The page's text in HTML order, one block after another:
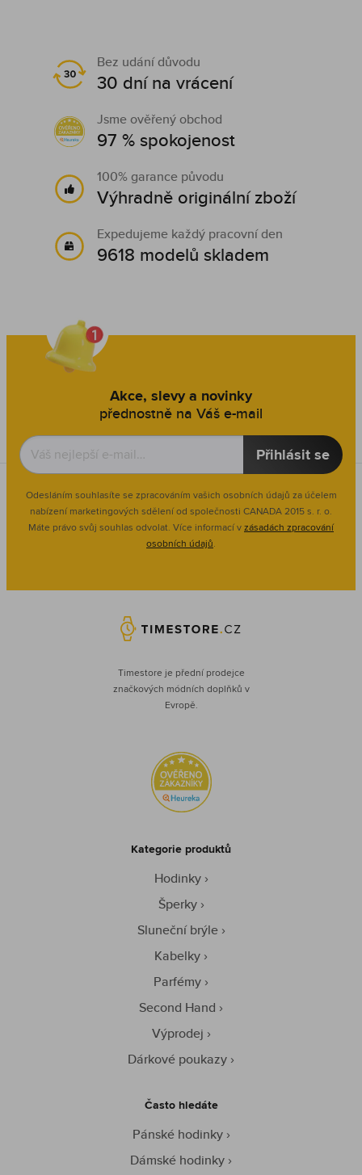
Bez udání důvodu
30 dní na vrácení
Jsme ověřený obchod
97 % spokojenost
100% garance původu
Výhradně originální zboží
Expedujeme každý pracovní den
9618 modelů skladem
Akce, slevy a novinky
přednostně na Váš e-mail
Přihlásit se
Odesláním souhlasíte se zpracováním vašich osobních údajů za účelem
nabízení marketingových sdělení od společnosti CANADA 2015 s. r. o.
Máte právo svůj souhlas odvolat. Více informací vzásadách zpracování
osobních údajů.
Timestore je přední prodejce
značkových módních doplňků v
Evropě.
Kategorie produktů
Hodinky
Šperky
Sluneční brýle
Kabelky
Parfémy
Second Hand
Výprodej
Dárkové poukazy
Často hledáte
Pánské hodinky
Dámské hodinky